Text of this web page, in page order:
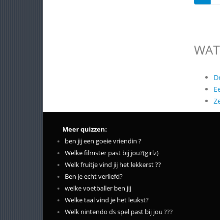
Meer quizzen:
ben jij een goeie vriendin ?
Welke filmster past bij jou?(girlz)
Welk fruitje vind jij het lekkerst ??
Ben je echt verliefd?
welke voetballer ben jij
Welke taal vind je het leukst?
Welk nintendo ds spel past bij jou ???